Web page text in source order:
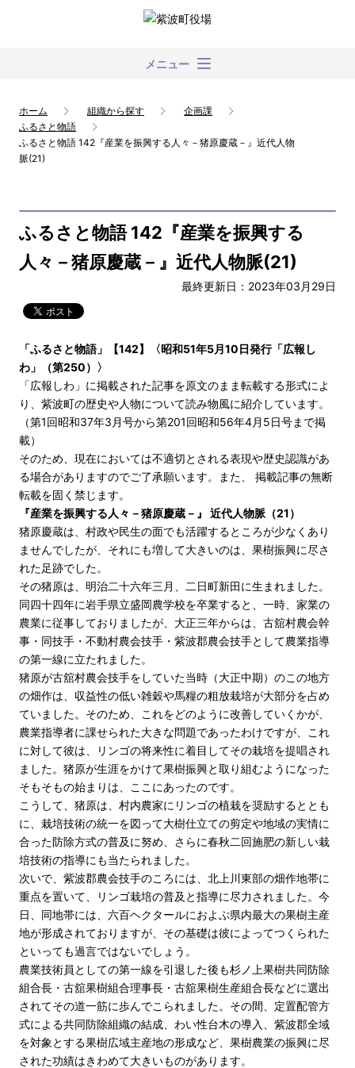
メニュー
ホーム 組織から探す
企画課
ふるさと物語
ふるさと物語 142『産業を振興する人々－猪原慶蔵－』近代人物
脈(21)
ふるさと物語 142『産業を振興する
人々－猪原慶蔵－』近代人物脈(21)
最終更新日：2023年03月29日
「ふるさと物語」【142】〈昭和51年5月10日発行「広報し
わ」（第250）〉
「広報しわ」に掲載された記事を原文のまま転載する形式によ
り、紫波町の歴史や人物について読み物風に紹介しています。
（第1回昭和37年3月号から第201回昭和56年4月5日号まで掲
載）
そのため、現在においては不適切とされる表現や歴史認識があ
る場合がありますのでご了承願います。また、 掲載記事の無断
転載を固く禁じます。
『産業を振興する人々－猪原慶蔵－』 近代人物脈（21）
猪原慶蔵は、村政や民生の面でも活躍するところが少なくあり
ませんでしたが、それにも増して大きいのは、果樹振興に尽さ
れた足跡でした。
その猪原は、明治二十六年三月、二日町新田に生まれました。
同四十四年に岩手県立盛岡農学校を卒業すると、一時、家業の
農業に従事しておりましたが、大正三年からは、古舘村農会幹
事・同技手・不動村農会技手・紫波郡農会技手として農業指導
の第一線に立たれました。
猪原が古舘村農会技手をしていた当時（大正中期）のこの地方
の畑作は、収益性の低い雑穀や馬糧の粗放栽培が大部分を占め
ていました。そのため、これをどのように改善していくかが、
農業指導者に課せられた大きな問題であったわけですが、これ
に対して彼は、リンゴの将来性に着目してその栽培を提唱され
ました。猪原が生涯をかけて果樹振興と取り組むようになった
そもそもの始まりは、ここにあったのです。
こうして、猪原は、村内農家にリンゴの植栽を奨励するととも
に、栽培技術の統一を図って大樹仕立ての剪定や地域の実情に
合った防除方式の普及に努め、さらに春秋二回施肥の新しい栽
培技術の指導にも当たられました。
次いで、紫波郡農会技手のころには、北上川東部の畑作地帯に
重点を置いて、リンゴ栽培の普及と指導に尽力されました。今
日、同地帯には、六百ヘクタールにおよぶ県内最大の果樹主産
地が形成されておりますが、その基礎は彼によってつくられた
といっても過言ではないでしょう。
農業技術員としての第一線を引退した後も杉ノ上果樹共同防除
組合長・古舘果樹組合理事長・古舘果樹生産組合長などに選出
されてその道一筋に歩んでこられました。その間、定置配管方
式による共同防除組織の結成、わい性台木の導入、紫波郡全域
を対象とする果樹広域主産地の形成など、果樹農業の振興に尽
された功績はきわめて大きいものがあります。